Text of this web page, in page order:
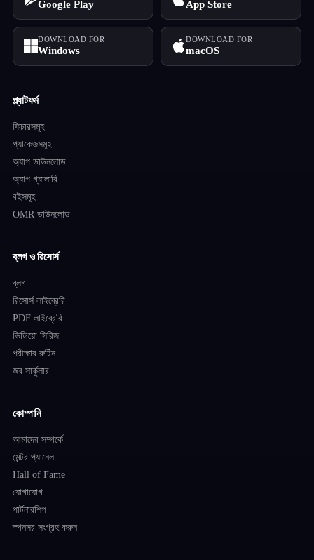
Google Play App Store
DOWNLOAD FOR
Windows
DOWNLOAD FOR
macOS
প্ল্যাটফর্ম
ফিচারসমূহ
প্যাকেজসমূহ
অ্যাপ ডাউনলোড
অ্যাপ গ্যালারি
বইসমূহ
OMR ডাউনলোড
ব্লগ ও রিসোর্স
ব্লগ
রিসোর্স লাইব্রেরি
PDF লাইব্রেরি
ভিডিয়ো সিরিজ
পরীক্ষার রুটিন
জব সার্কুলার
কোম্পানি
আমাদের সম্পর্কে
মেন্টর প্যানেল
Hall of Fame
যোগাযোগ
পার্টনারশিপ
স্পনসর সংগ্রহ করুন